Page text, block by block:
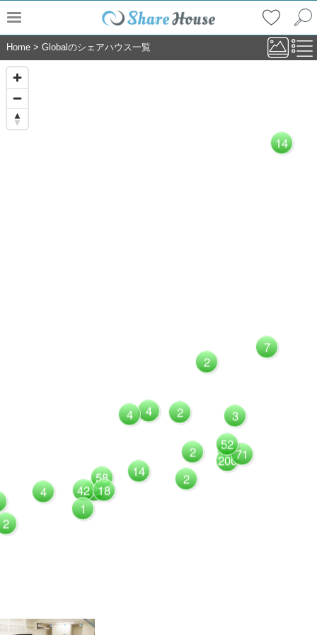
Home > Globalのシェアハウス一覧
1081
200
122
71
42
52
58
14
14
4
7
2
2
4
3
4
18
1
2
2
2